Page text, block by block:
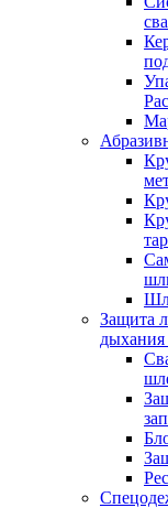
Pac
Защита
дыхания